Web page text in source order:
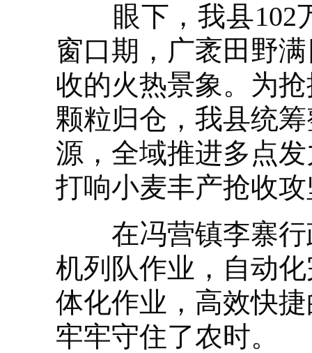
眼下，我县102
窗口期，广袤田野
收的火热景象。为
颗粒归仓，我县统
源，全域推进多点
打响小麦丰产抢收
在冯营镇李寨行
机列队作业，自动
体化作业，高效快
牢牢守住了农时。